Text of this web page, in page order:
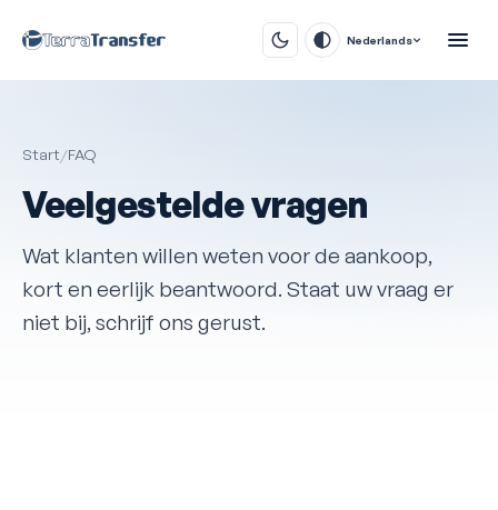
Nederlands
Start/FAQ
Veelgestelde vragen
Wat klanten willen weten voor de aankoop,
kort en eerlijk beantwoord. Staat uw vraag er
niet bij, schrijf ons gerust.